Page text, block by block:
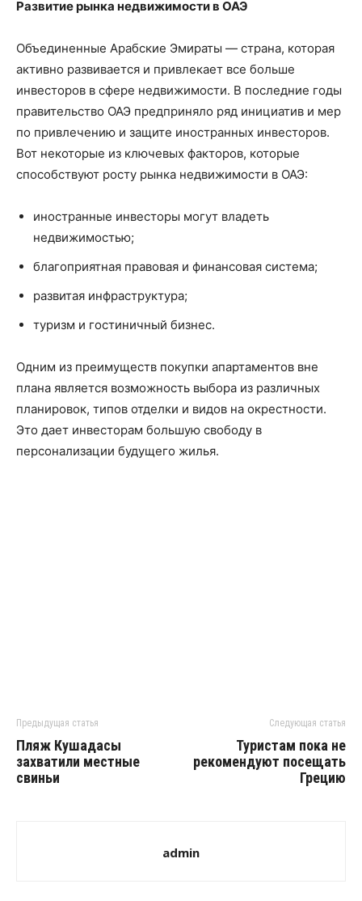
Развитие рынка недвижимости в ОАЭ
Объединенные Арабские Эмираты — страна, которая
активно развивается и привлекает все больше
инвесторов в сфере недвижимости. В последние годы
правительство ОАЭ предприняло ряд инициатив и мер
по привлечению и защите иностранных инвесторов.
Вот некоторые из ключевых факторов, которые
способствуют росту рынка недвижимости в ОАЭ:
иностранные инвесторы могут владеть
недвижимостью;
благоприятная правовая и финансовая система;
развитая инфраструктура;
туризм и гостиничный бизнес.
Одним из преимуществ покупки апартаментов вне
плана является возможность выбора из различных
планировок, типов отделки и видов на окрестности.
Это дает инвесторам большую свободу в
персонализации будущего жилья.
Предыдущая статья
Пляж Кушадасы
захватили местные
свиньи
Следующая статья
Туристам пока не
рекомендуют посещать
Грецию
admin